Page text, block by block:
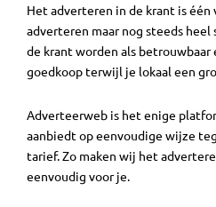
Het adverteren in de krant is één
adverteren maar nog steeds
de krant worden als
goedkoop terwijl je lokaal een
Adverteerweb is het enige
aanbiedt op eenvoudige wijze
tarief. Zo maken wij het
eenvoudig voor je.